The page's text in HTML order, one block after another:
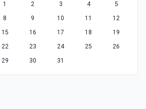
1 2 3 4
5
8 9 10 11
12
15 16 17 18
19
22 23 24 25
26
29 30 31